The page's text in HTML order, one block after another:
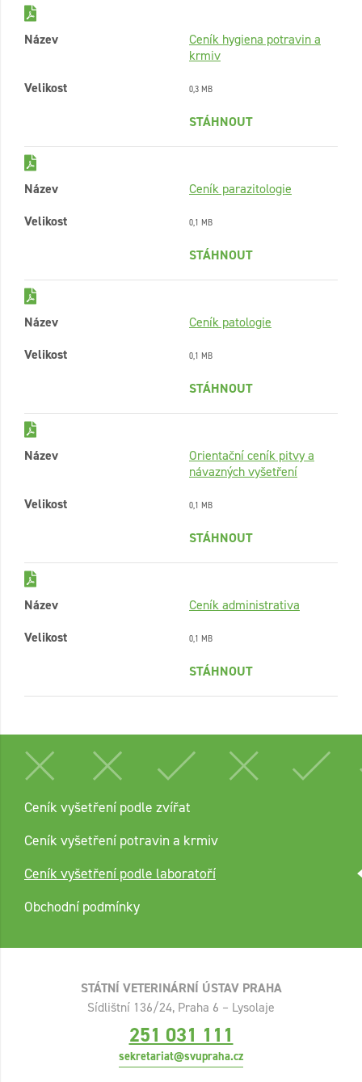
Název
Ceník hygiena potravin a
krmiv
Velikost
0,3 MB
STÁHNOUT
Název
Ceník parazitologie
Velikost
0,1 MB
STÁHNOUT
Název
Ceník patologie
Velikost
0,1 MB
STÁHNOUT
Název
Orientační ceník pitvy a
návazných vyšetření
Velikost
0,1 MB
STÁHNOUT
Název
Ceník administrativa
Velikost
0,1 MB
STÁHNOUT
Ceník vyšetření podle zvířat
Ceník vyšetření potravin a krmiv
Ceník vyšetření podle laboratoří
Obchodní podmínky
STÁTNÍ VETERINÁRNÍ ÚSTAV PRAHA
Sídlištní 136/24, Praha 6 – Lysolaje
251 031 111
sekretariat@svupraha.cz